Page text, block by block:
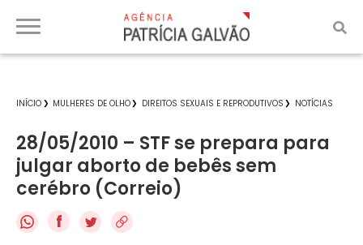
INÍCIO MULHERES DE OLHO DIREITOS SEXUAIS E REPRODUTIVOS NOTÍCIAS
28/05/2010 – STF se prepara para
julgar aborto de bebês sem
cerébro (Correio)
f